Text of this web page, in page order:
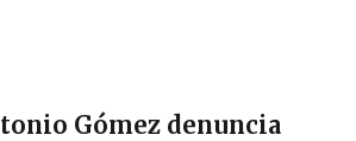
Gómez denuncia